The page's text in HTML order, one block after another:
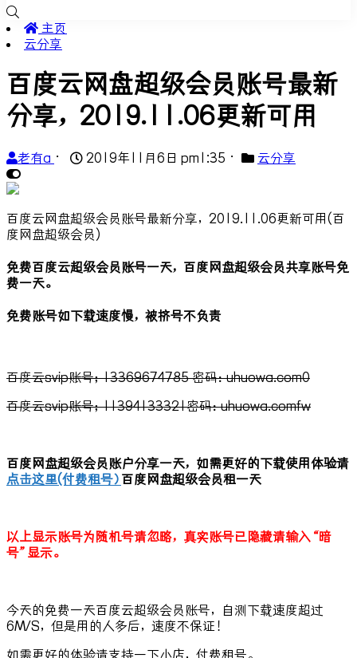
主页
云分享
百度云网盘超级会员账号最新
分享，2019.11.06更新可用
老有a • 2019年11月6日 pm1:35 • 云分享
百度云网盘超级会员账号最新分享，2019.11.06更新可用(百
度网盘超级会员)
免费百度云超级会员账号一天，百度网盘超级会员共享账号免
费一天。
免费账号如下载速度慢，被挤号不负责
百度云svip账号；13369674785 密码：uhuowa.com0
百度云svip账号；11394133321密码：uhuowa.comfw
百度网盘超级会员账户分享一天，如需更好的下载使用体验请
点击这里(付费租号） 百度网盘超级会员租一天
以上显示账号为随机号请忽略，真实账号已隐藏请输入“暗
号”显示。
今天的免费一天百度云超级会员账号，自测下载速度超过
6M/S，但是用的人多后，速度不保证！